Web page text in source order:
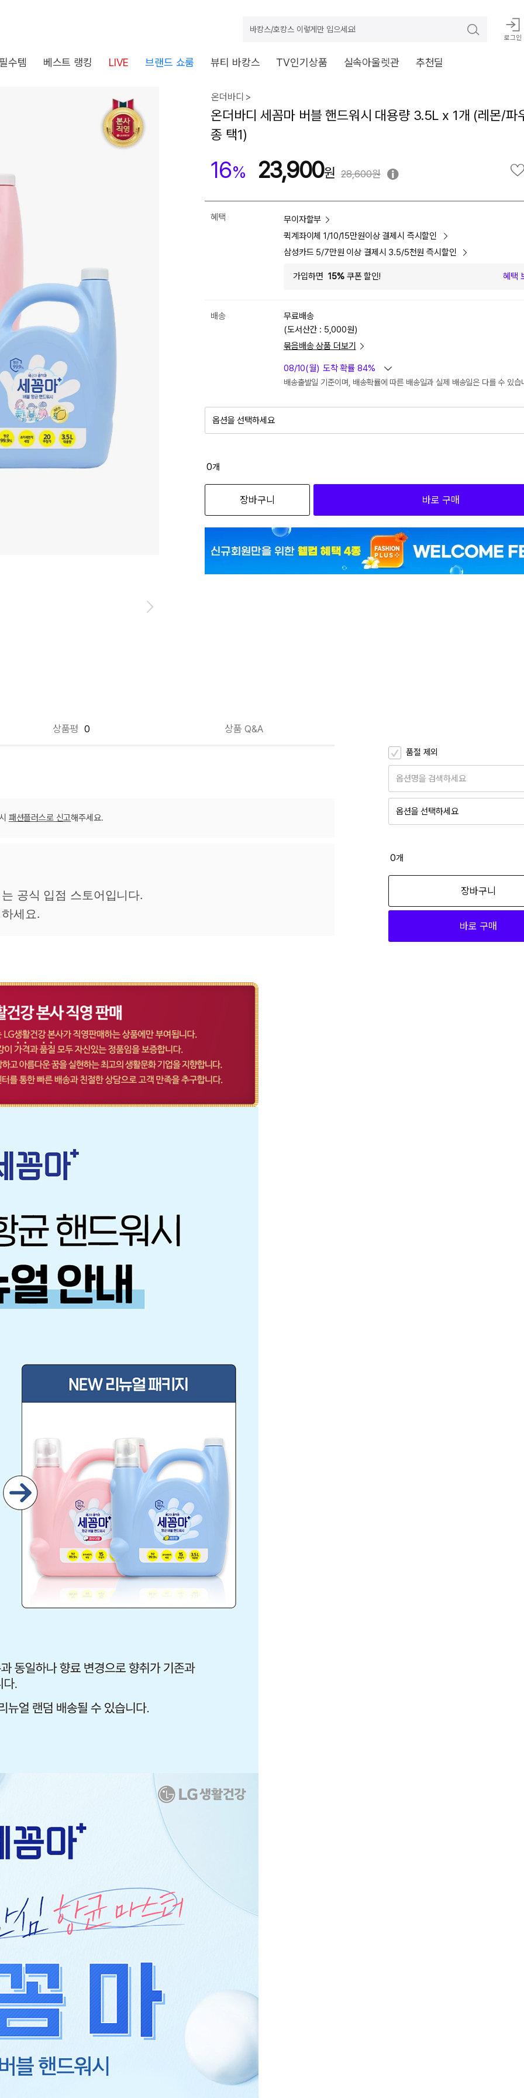
바캉스/호캉스 이렇게만 입으세요!
로그인
수템 베스트 랭킹 LIVE 브랜드 쇼룸 뷰티 바캉스 TV인기상품 실속아울렛관 추천딜
가능 쿠폰
전체 다운로드
품이에요
쇼핑 계속하기 장바구니 가기
온더바디 >
온더바디 세꼼마 버블 핸드워시 대용량 3.5L x 1개 (레몬/파
종 택1)
16% 23,900 28,600원
혜택
무이자할부
퀵계좌이체 1/10/15만원이상 결제시 즉시할인
삼성카드 5/7만원 이상 결제시 3.5/5천원 즉시할인
가입하면 15%쿠폰 할인! 혜택
배송
무료배송
(도서산간 : 5,000원)
묶음배송 상품 더보기
08/10(월) 도착 확률 84%
배송출발일 기준이며, 배송확률에 따른 배송일과 실제 배송일은 다를 수 있습
옵션을 선택하세요
레몬향 free
0개
장바구니 바로 구매
상품평 0 상품 Q&A
품절 제외
옵션명을 검색하세요
옵션을 선택하세요
23,900
23,900
0개
장바구니
바로 구매